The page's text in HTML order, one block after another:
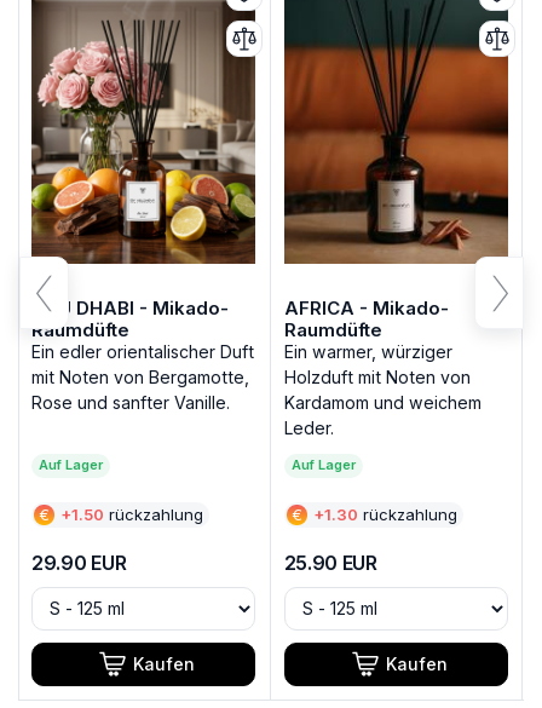
ABU DHABI - Mikado-
Raumdüfte
Ein edler orientalischer Duft
mit Noten von Bergamotte,
Rose und sanfter Vanille.
Auf Lager
€ +1.50 rückzahlung
29.90 EUR
Kaufen
AFRICA - Mikado-
Raumdüfte
Ein warmer, würziger
Holzduft mit Noten von
Kardamom und weichem
Leder.
Auf Lager
€ +1.30 rückzahlung
25.90 EUR
Kaufen